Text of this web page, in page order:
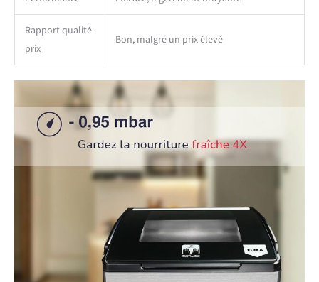
scellage à 5 secondes.
Notre équipe technique est
disponible et prête à
résoudre tout
problème/question
concernant la machine
d'emballage sous vide à
cloche. N'hésitez pas à nous
contacter, nous nous ferons
un plaisir de vous aider dans
votre processus d'achat.
Nous offrons un service
client 100% personnalisé via
le canal que vous préférez
(téléphone, e-mail...). À
propos d'Elma: De 1924 à
nos jours, nous avons
préservé les traditions de
nos générations, adaptant
Rapport qualité-
prix
Bon, malgré un prix élevé